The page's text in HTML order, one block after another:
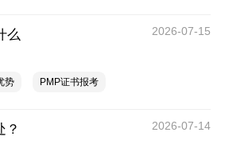
么 2026-07-15
势 PMP证书报考
？ 2026-07-14